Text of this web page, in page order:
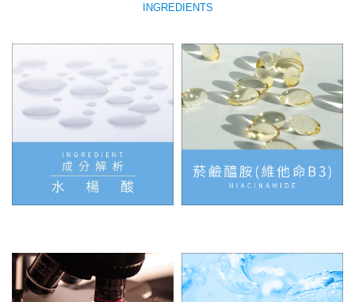
INGREDIENTS